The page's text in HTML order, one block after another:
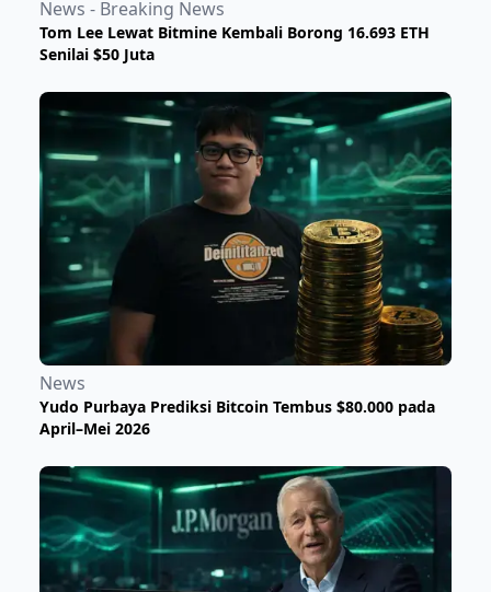
News - Breaking News
Tom Lee Lewat Bitmine Kembali Borong 16.693 ETH
Senilai $50 Juta
News
Yudo Purbaya Prediksi Bitcoin Tembus $80.000 pada
April–Mei 2026